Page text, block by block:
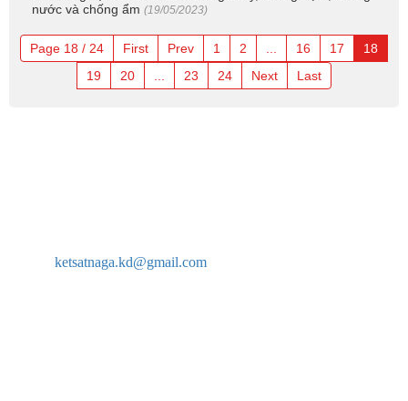
nước và chống ẩm (19/05/2023)
Page 18 / 24 First Prev 1 2 16 17
18
19
20 23 24 Next Last
ketsatnaga.kd@gmail.com